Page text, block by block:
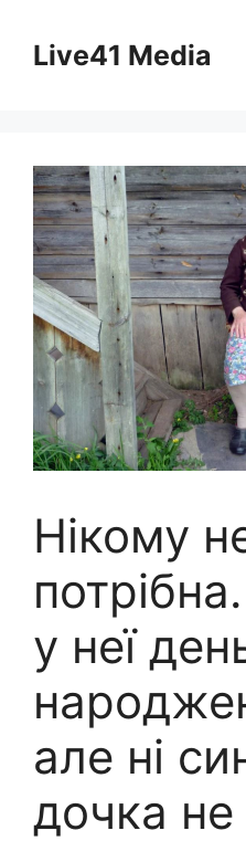
contentLive41 Media
Нікому
у неї
але ні
дочка не